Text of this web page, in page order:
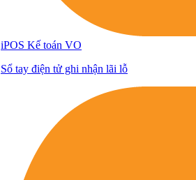
iPOS Kế toán VO
Sổ tay điện tử ghi nhận lãi lỗ